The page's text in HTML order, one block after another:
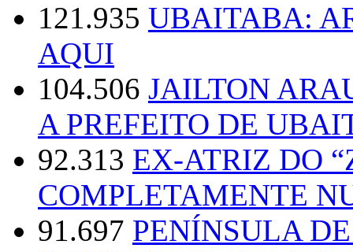
121.935 UBAITABA:
AQUI
104.506 JAILTON
A PREFEITO DE
92.313 EX-ATRIZ DO
COMPLETAMENTE
91.697 PENÍNSULA